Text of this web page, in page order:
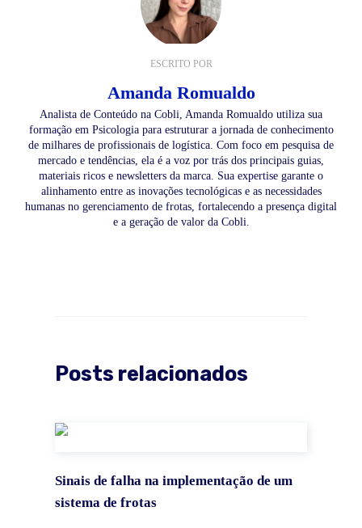
ESCRITO POR
Amanda Romualdo
Analista de Conteúdo na Cobli, Amanda Romualdo utiliza sua
formação em Psicologia para estruturar a jornada de conhecimento
de milhares de profissionais de logística. Com foco em pesquisa de
mercado e tendências, ela é a voz por trás dos principais guias,
materiais ricos e newsletters da marca. Sua expertise garante o
alinhamento entre as inovações tecnológicas e as necessidades
humanas no gerenciamento de frotas, fortalecendo a presença digital
e a geração de valor da Cobli.
Posts relacionados
Sinais de falha na implementação de um
sistema de frotas